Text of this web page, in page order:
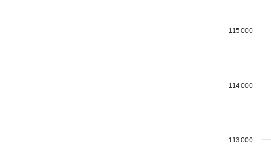
113 000
114 000
115 000